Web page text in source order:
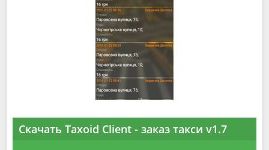
Скачать Taxoid Client - заказ такси v1.7